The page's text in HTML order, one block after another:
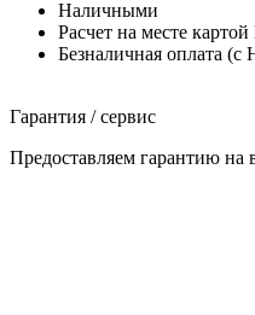
Наличными
Расчет на месте
Безналичная оплата
Гарантия / сервис
Предоставляем гарантию на